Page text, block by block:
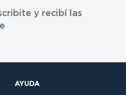
y recibí las
AYUDA